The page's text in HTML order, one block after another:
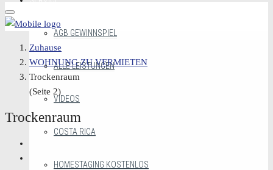
AGB GEWINNSPIEL
ALLE LEISTUNGEN
VIDEOS
COSTA RICA
HOMESTAGING KOSTENLOS
Zuhause
WOHNUNG ZU VERMIETEN
Trockenraum
(Seite 2)
Trockenraum